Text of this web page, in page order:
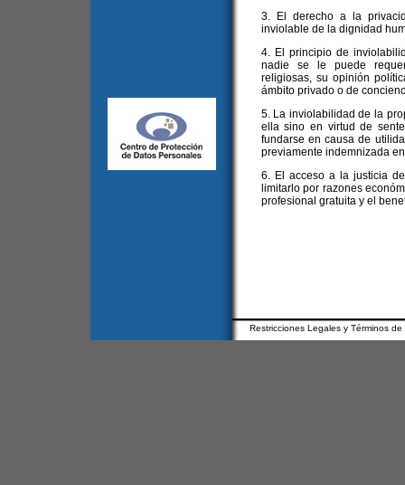
3. El derecho a la
inviolable de la dignidad
4. El principio de
nadie se le puede
religiosas, su opinión
ámbito privado o de
5. La inviolabilidad de la
ella sino en virtud de
fundarse en causa de
previamente indemnizada
6. El acceso a la justicia
limitarlo por razones
profesional gratuita y el
Restricciones Legales y Términos de